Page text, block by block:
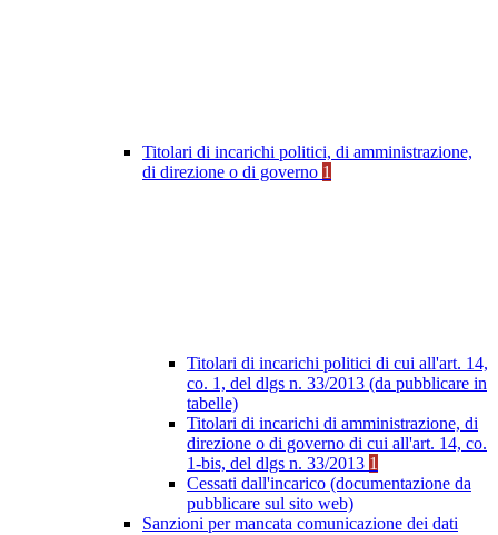
Titolari di incarichi politici, di amministrazione,
di direzione o di governo 1
Titolari di incarichi politici di cui all'art. 14,
co. 1, del dlgs n. 33/2013 (da pubblicare in
tabelle)
Titolari di incarichi di amministrazione, di
direzione o di governo di cui all'art. 14, co.
1-bis, del dlgs n. 33/2013 1
Cessati dall'incarico (documentazione da
pubblicare sul sito web)
Sanzioni per mancata comunicazione dei dati